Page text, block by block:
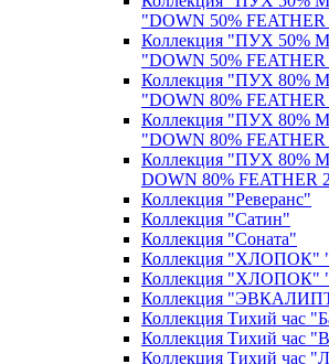
"DOWN 50% FEATHER
Коллекция "ПУХ 50%
"DOWN 50% FEATHER
Коллекция "ПУХ 80%
"DOWN 80% FEATHER
Коллекция "ПУХ 80%
"DOWN 80% FEATHER
Коллекция "ПУХ 80%
DOWN 80% FEATHER
Коллекция "Реверанс"
Коллекция "Сатин"
Коллекция "Соната"
Коллекция "ХЛОПОК"
Коллекция "ХЛОПОК"
Коллекция
Коллекция Тихий час
Коллекция Тихий час
Коллекция Тихий час